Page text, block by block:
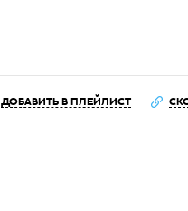
ДОБАВИТЬ В ПЛЕЙЛИСТ